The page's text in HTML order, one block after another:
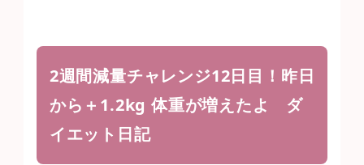
2週間減量チャレンジ12日目！昨日
から＋1.2kg 体重が増えたよ ダ
イエット日記